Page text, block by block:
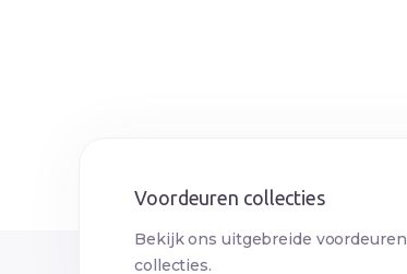
Voordeuren collecties
Bekijk ons uitgebreide voordeuren
collecties.